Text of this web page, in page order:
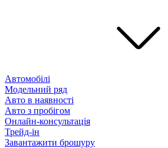
Автомобілі
Модельний ряд
Авто в наявності
Авто з пробігом
Онлайн-консультація
Трейд-ін
Завантажити брошуру